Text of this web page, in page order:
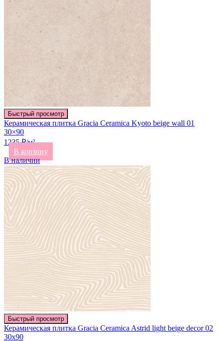
Быстрый просмотр
Керамическая плитка Gracia Ceramica Kyoto beige wall 01
30×90
1235 ₽/м²
В корзину
В наличии
Быстрый просмотр
Керамическая плитка Gracia Ceramica Astrid light beige decor 02
30х90